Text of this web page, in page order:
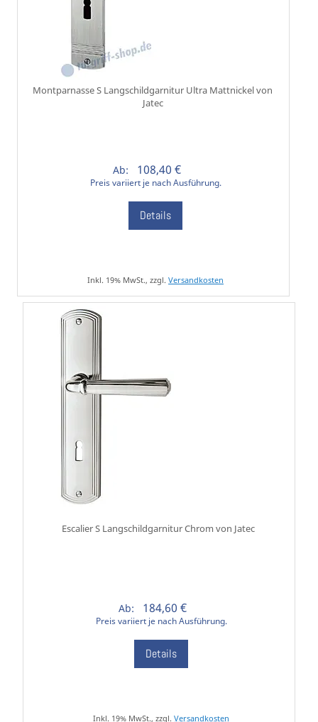
Montparnasse S Langschildgarnitur Ultra Mattnickel von
Jatec
Ab: 108,40 €
Preis variiert je nach Ausführung.
Details
Inkl. 19% MwSt., zzgl. Versandkosten
Escalier S Langschildgarnitur Chrom von Jatec
Ab: 184,60 €
Preis variiert je nach Ausführung.
Details
Inkl. 19% MwSt., zzgl. Versandkosten